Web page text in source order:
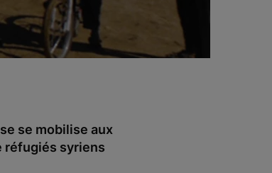
se mobilise aux
réfugiés syriens